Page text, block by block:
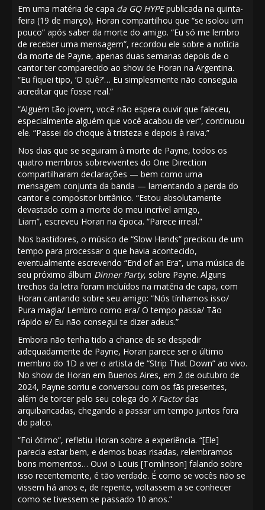
Em uma matéria de capa da GQ HYPE publicada na quinta-
feira (19 de março), Horan compartilhou que “se isolou um
pouco” após saber da morte do amigo. “Eu só me lembro
de receber uma mensagem”, recordou ele sobre a notícia
da morte de Payne, apenas duas semanas depois de o
cantor ter comparecido ao show de Horan na Argentina.
“Eu fiquei tipo, ‘O quê?’… Eu simplesmente não conseguia
acreditar que fosse real.”
“Alguém tão jovem, você não espera ouvir que faleceu,
especialmente alguém que você acabou de ver”, continuou
ele. “Passei do choque à tristeza e depois à raiva.”
Nos dias que se seguiram à morte de Payne, todos os
quatro membros sobreviventes do One Direction
compartilharam declarações — bem como uma
mensagem conjunta da banda — lamentando a perda do
cantor e compositor britânico. “Estou absolutamente
devastado com a morte do meu incrível amigo,
Liam”, escreveu Horan na época. “Parece irreal.”
Nos bastidores, o músico de “Slow Hands” precisou de um
tempo para processar o que havia acontecido,
eventualmente escrevendo “End of an Era”, uma música de
seu próximo álbum Dinner Party, sobre Payne. Alguns
trechos da letra foram incluídos na matéria de capa, com
Horan cantando sobre seu amigo: “Nós tínhamos isso/
Pura magia/ Lembro como era/ O tempo passa/ Tão
rápido e/ Eu não consegui te dizer adeus.”
Embora não tenha tido a chance de se despedir
adequadamente de Payne, Horan parece ser o último
membro do 1D a ver o artista de “Strip That Down” ao vivo.
No show de Horan em Buenos Aires, em 2 de outubro de
2024, Payne sorriu e conversou com os fãs presentes,
além de torcer pelo seu colega do X Factordas
arquibancadas, chegando a passar um tempo juntos fora
do palco.
“Foi ótimo”, refletiu Horan sobre a experiência. “[Ele]
parecia estar bem, e demos boas risadas, relembramos
bons momentos… Ouvi o Louis [Tomlinson] falando sobre
isso recentemente, é tão verdade. É como se vocês não se
vissem há anos e, de repente, voltassem a se conhecer
como se tivessem se passado 10 anos.”